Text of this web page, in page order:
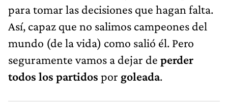
para tomar las decisiones que hagan falta.
Así, capaz que no salimos campeones del
mundo (de la vida) como salió él. Pero
seguramente vamos a dejar de perder
todos los partidos por goleada.